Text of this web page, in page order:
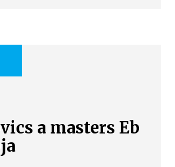
a masters Eb